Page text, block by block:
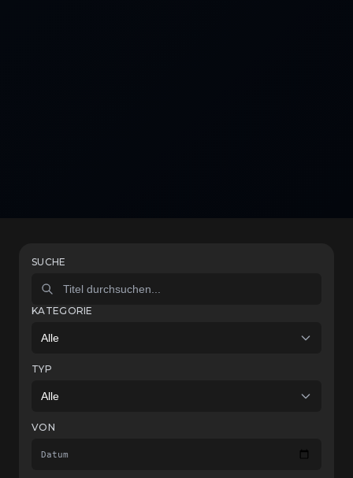
SUCHE
KATEGORIE
Alle
TYP
Alle
VON